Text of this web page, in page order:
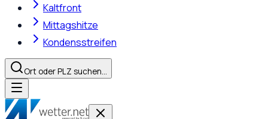
Kaltfront
Mittagshitze
Kondensstreifen
Ort oder PLZ suchen…